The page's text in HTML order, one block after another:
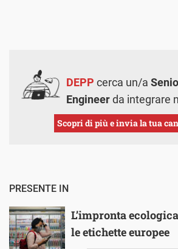
DEPP cerca un/a
Engineerda integrare
Scopri di più e invia la tua
PRESENTE IN
L’impronta
le etichette europee